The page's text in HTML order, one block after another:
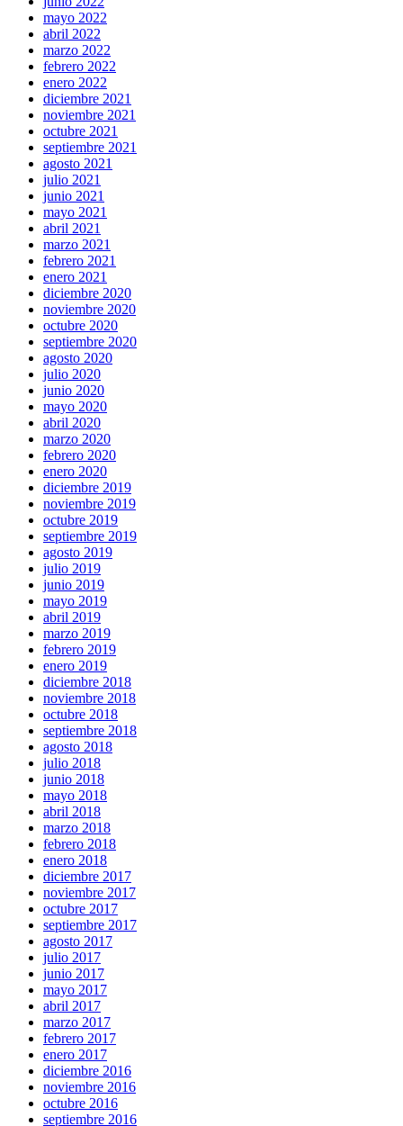
mayo 2022
abril 2022
marzo 2022
febrero 2022
enero 2022
diciembre 2021
noviembre 2021
octubre 2021
septiembre 2021
agosto 2021
julio 2021
junio 2021
mayo 2021
abril 2021
marzo 2021
febrero 2021
enero 2021
diciembre 2020
noviembre 2020
octubre 2020
septiembre 2020
agosto 2020
julio 2020
junio 2020
mayo 2020
abril 2020
marzo 2020
febrero 2020
enero 2020
diciembre 2019
noviembre 2019
octubre 2019
septiembre 2019
agosto 2019
julio 2019
junio 2019
mayo 2019
abril 2019
marzo 2019
febrero 2019
enero 2019
diciembre 2018
noviembre 2018
octubre 2018
septiembre 2018
agosto 2018
julio 2018
junio 2018
mayo 2018
abril 2018
marzo 2018
febrero 2018
enero 2018
diciembre 2017
noviembre 2017
octubre 2017
septiembre 2017
agosto 2017
julio 2017
junio 2017
mayo 2017
abril 2017
marzo 2017
febrero 2017
enero 2017
diciembre 2016
noviembre 2016
octubre 2016
septiembre 2016